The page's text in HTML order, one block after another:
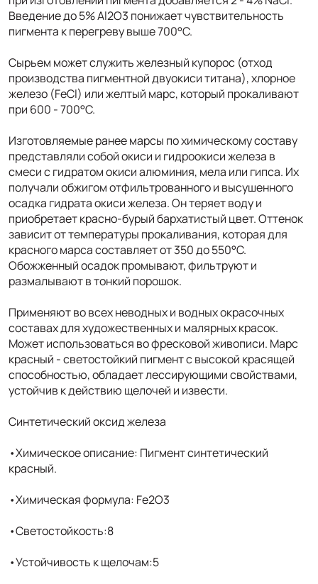
Введение до 5% Al2O3 понижает чувствительность
пигмента к перегреву выше 700°С.
Сырьем может служить железный купорос (отход
производства пигментной двуокиси титана), хлорное
железо (FeCl) или желтый марс, который прокаливают
при 600 - 700°С.
Изготовляемые ранее марсы по химическому составу
представляли собой окиси и гидроокиси железа в
смеси с гидратом окиси алюминия, мела или гипса. Их
получали обжигом отфильтрованного и высушенного
осадка гидрата окиси железа. Он теряет воду и
приобретает красно-бурый бархатистый цвет. Оттенок
зависит от температуры прокаливания, которая для
красного марса составляет от 350 до 550°С.
Обожженный осадок промывают, фильтруют и
размалывают в тонкий порошок.
Применяют во всех неводных и водных окрасочных
составах для художественных и малярных красок.
Может использоваться во фресковой живописи. Марс
красный - светостойкий пигмент с высокой красящей
способностью, обладает лессирующими свойствами,
устойчив к действию щелочей и извести.
Синтетический оксид железа
•Химическое описание: Пигмент синтетический
красный.
•Химическая формула: Fe2O3
•Светостойкость:8
•Устойчивость к щелочам:5